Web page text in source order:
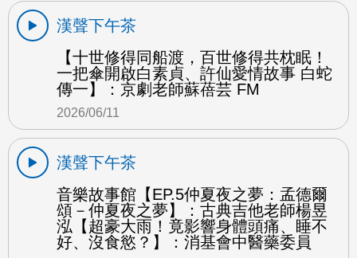
漢聲下午茶
【十世修得同船渡，百世修得共枕眠！
一把傘開啟白素貞、許仙愛情故事 白蛇
傳一】：京劇老師蘇蓓芸 FM
2026/06/11
漢聲下午茶
音樂故事館【EP.5仲夏夜之夢：孟德爾
頌－仲夏夜之夢】：古典吉他老師楊昱
泓【超豪大雨！竟影響身體頭痛、睡不
好、沒食慾？】：消基會中醫藥委員